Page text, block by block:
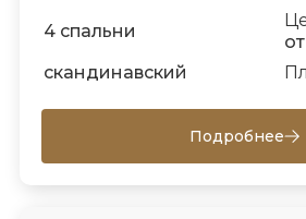
4 спальни
скандинавский
Подробнее